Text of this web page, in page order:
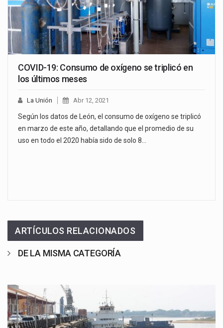
COVID-19: Consumo de oxígeno se triplicó en
los últimos meses
La Unión Abr 12, 2021
Según los datos de León, el consumo de oxígeno se triplicó
en marzo de este año, detallando que el promedio de su
uso en todo el 2020 había sido de solo 8…
ARTÍCULOS RELACIONADOS
DE LA MISMA CATEGORÍA